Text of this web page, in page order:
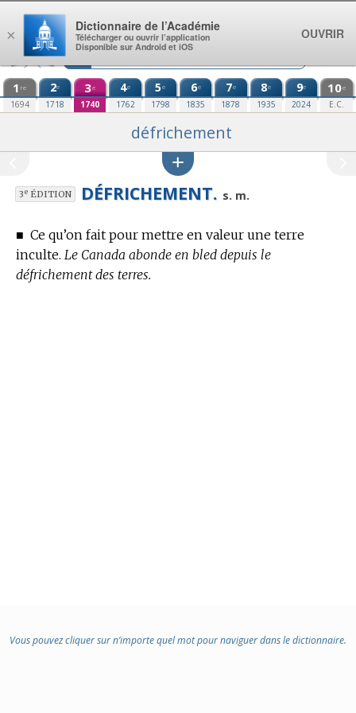
Aller au contenu
1 re
1694
2e
1718
3e
1740
4e
1762
5e
1798
6e
1835
7e
1878
8e
1935
9e
2024
10e
E.C.
défrichement
3eÉDITION DÉFRICHEMENT. s. m.
■ Ce qu’on fait pour mettre en valeur une terre
inculte. Le Canada abonde en bled depuis le
défrichement des terres.
Vous pouvez cliquer sur n’importe quel mot pour naviguer dans le dictionnaire.
×
Dictionnaire de l’Académie
Télécharger ou ouvrir l’application
Disponible sur Android et iOS
OUVRIR